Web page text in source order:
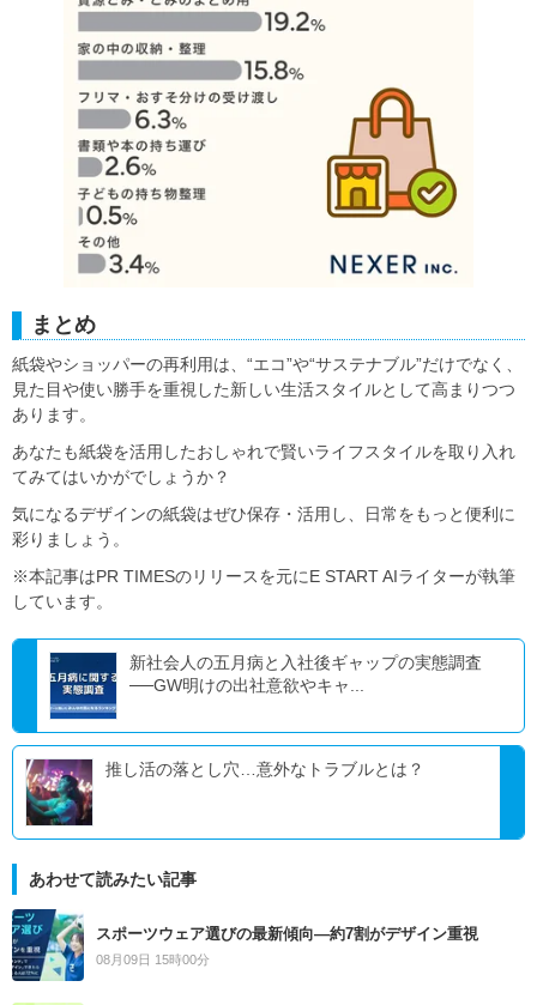
まとめ
紙袋やショッパーの再利用は、“エコ”や“サステナブル”だけでなく、
見た目や使い勝手を重視した新しい生活スタイルとして高まりつつ
あります。
あなたも紙袋を活用したおしゃれで賢いライフスタイルを取り入れ
てみてはいかがでしょうか？
気になるデザインの紙袋はぜひ保存・活用し、日常をもっと便利に
彩りましょう。
※本記事はPR TIMESのリリースを元にE START AIライターが執筆
しています。
新社会人の五月病と入社後ギャップの実態調査
──GW明けの出社意欲やキャ...
推し活の落とし穴…意外なトラブルとは？
あわせて読みたい記事
スポーツウェア選びの最新傾向―約7割がデザイン重視
08月09日 15時00分